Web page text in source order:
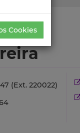
(Ext. 220022)
Cookies